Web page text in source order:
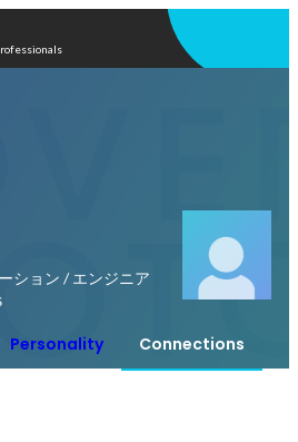
ション / エンジニア
Personality Connections